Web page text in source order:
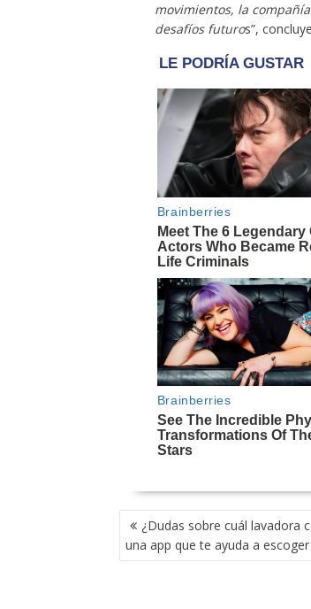
movimientos, la
desafíos futuros”,
NAVEGACIÓN
DE
ENTRADAS
¿Dudas sobre cuál lavadora
una app que te ayuda a